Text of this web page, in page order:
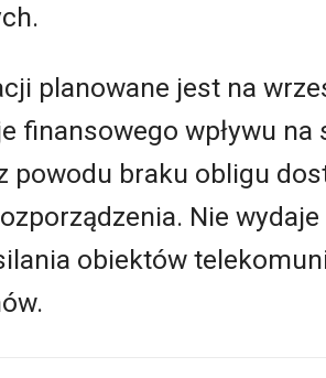
planowane jest na
finansowego wpływu
powodu braku obligu
Nie
obiektów